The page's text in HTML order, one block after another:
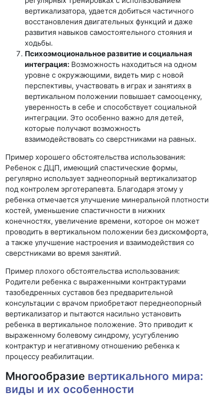
вертикализатора, удается добиться частичного
восстановления двигательных функций и даже
развития навыков самостоятельного стояния и
ходьбы.
Психоэмоциональное развитие и социальная
интеграция: Возможность находиться на одном
уровне с окружающими, видеть мир с новой
перспективы, участвовать в играх и занятиях в
вертикальном положении повышает самооценку,
уверенность в себе и способствует социальной
интеграции. Это особенно важно для детей,
которые получают возможность
взаимодействовать со сверстниками на равных.
Пример хорошего обстоятельства использования:
Ребенок с ДЦП, имеющий спастические формы,
регулярно использует заднеопорный вертикализатор
под контролем эрготерапевта. Благодаря этому у
ребенка отмечается улучшение минеральной плотности
костей, уменьшение спастичности в нижних
конечностях, увеличение времени, которое он может
проводить в вертикальном положении без дискомфорта,
а также улучшение настроения и взаимодействия со
сверстниками во время занятий.
Пример плохого обстоятельства использования:
Родители ребенка с выраженными контрактурами
тазобедренных суставов без предварительной
консультации с врачом приобретают переднеопорный
вертикализатор и пытаются насильно установить
ребенка в вертикальное положение. Это приводит к
выраженному болевому синдрому, усугублению
контрактур и негативному отношению ребенка к
процессу реабилитации.
Многообразие вертикального мира:
виды и их особенности